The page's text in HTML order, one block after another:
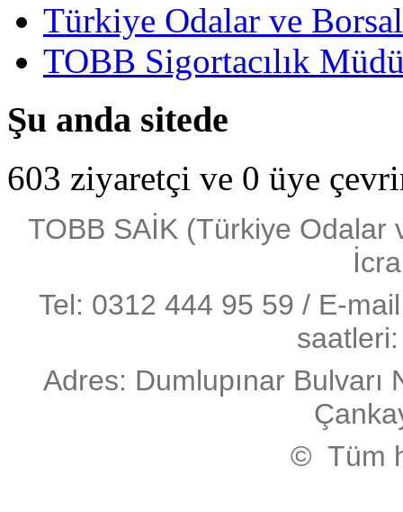
Türkiye Odalar ve
TOBB Sigortacılık
Şu anda sitede
603 ziyaretçi ve 0 üye
TOBB SAİK (Türkiye Odalar
Tel: 0312 444 95 59 / E-
Adres: Dumlupınar
© Tüm